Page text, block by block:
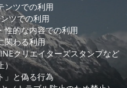
ンツでの利用
ツでの利用
性的な内容での利用
関わる利用
クリエイターズスタンプなど
）
」と偽る行為